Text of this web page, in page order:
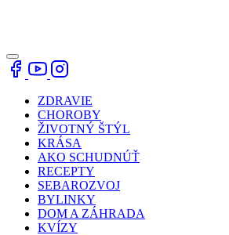
ZDRAVIE
CHOROBY
ŽIVOTNÝ ŠTÝL
KRÁSA
AKO SCHUDNÚŤ
RECEPTY
SEBAROZVOJ
BYLINKY
DOM A ZÁHRADA
KVÍZY